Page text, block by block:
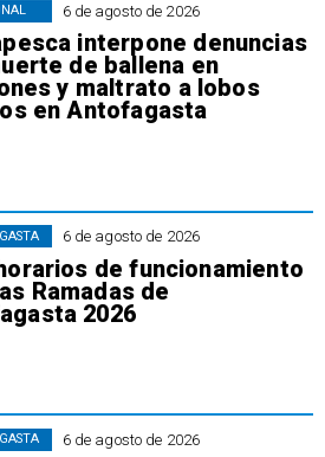
6 de agosto de 2026
interpone denuncias
de ballena en
y maltrato a lobos
en Antofagasta
6 de agosto de 2026
de funcionamiento
Ramadas de
2026
6 de agosto de 2026